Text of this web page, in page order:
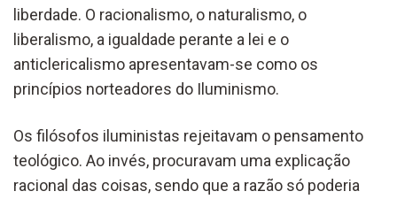
liberdade. O racionalismo, o naturalismo, o
liberalismo, a igualdade perante a lei e o
anticlericalismo apresentavam-se como os
princípios norteadores do Iluminismo.
Os filósofos iluministas rejeitavam o pensamento
teológico. Ao invés, procuravam uma explicação
racional das coisas, sendo que a razão só poderia